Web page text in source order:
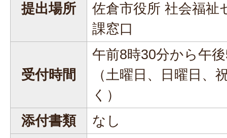
提出場所
佐倉市役所 社会福祉
課窓口
受付時間
午前8時30分から午
（土曜日、日曜日、
く）
添付書類
なし